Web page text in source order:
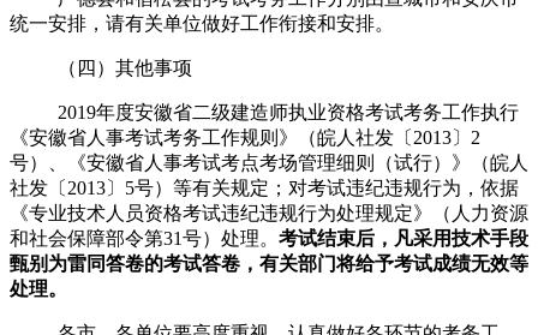
统一安排，请有关单位做好工作衔接和安排。
（四）其他事项
2019年度安徽省二级建造师执业资格考试考务工作执行
《安徽省人事考试考务工作规则》（皖人社发〔 2013〕 2
号）、《安徽省人事考试考点考场管理细则（试行）》（皖人
社发〔 2013〕 5号）等有关规定；对考试违纪违规行为，依据
《专业技术人员资格考试违纪违规行为处理规定》（人力资源
和社会保障部令第31号）处理。 考试结束后，凡采用技术手段
甄别为雷同答卷的考试答卷，有关部门将给予考试成绩无效等
处理。